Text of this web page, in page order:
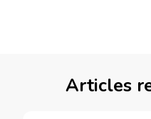
Articles